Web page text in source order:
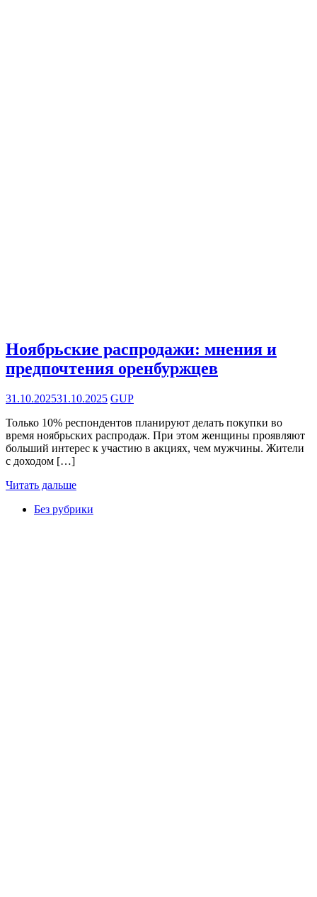
Ноябрьские распродажи: мнения и
предпочтения оренбуржцев
31.10.202531.10.2025 GUP
Только 10% респондентов планируют делать покупки во
время ноябрьских распродаж. При этом женщины проявляют
больший интерес к участию в акциях, чем мужчины. Жители
с доходом […]
Читать дальше
Без рубрики